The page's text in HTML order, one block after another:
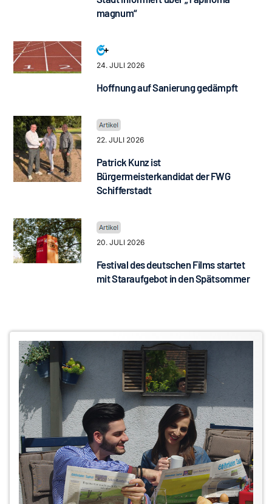
magnum“
24. JULI 2026
Hoffnung auf Sanierung gedämpft
22. JULI 2026
Patrick Kunz ist
Bürgermeisterkandidat der FWG
Schifferstadt
20. JULI 2026
Festival des deutschen Films startet
mit Staraufgebot in den Spätsommer